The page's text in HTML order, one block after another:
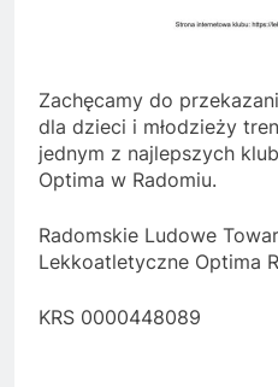
Zachęcamy do
dla dzieci i młodzieży
jednym z najlepszych
Optima w Radomiu.
Radomskie Ludowe
Lekkoatletyczne Optima
KRS 0000448089